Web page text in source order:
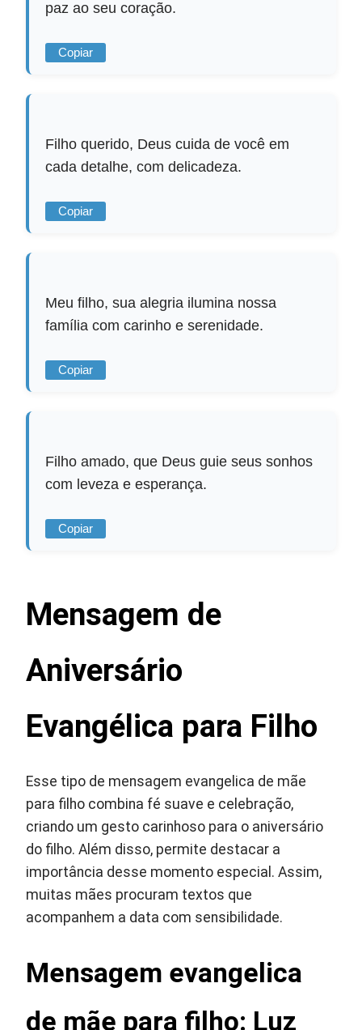
paz ao seu coração.
Copiar
Filho querido, Deus cuida de você em
cada detalhe, com delicadeza.
Copiar
Meu filho, sua alegria ilumina nossa
família com carinho e serenidade.
Copiar
Filho amado, que Deus guie seus sonhos
com leveza e esperança.
Copiar
Mensagem de
Aniversário
Evangélica para Filho
Esse tipo de mensagem evangelica de mãe
para filho combina fé suave e celebração,
criando um gesto carinhoso para o aniversário
do filho. Além disso, permite destacar a
importância desse momento especial. Assim,
muitas mães procuram textos que
acompanhem a data com sensibilidade.
Mensagem evangelica
de mãe para filho: Luz